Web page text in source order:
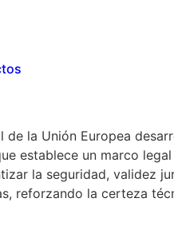
de la Unión Europea
establece un marco
la seguridad, validez
reforzando la certeza